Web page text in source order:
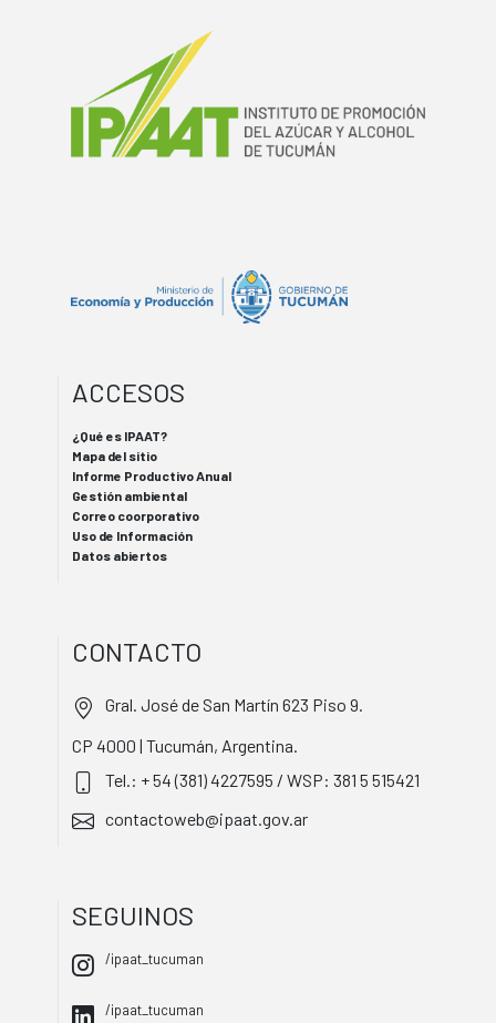
ACCESOS
¿Qué es IPAAT?
Mapa del sitio
Informe Productivo Anual
Gestión ambiental
Correo coorporativo
Uso de Información
Datos abiertos
CONTACTO
Gral. José de San Martín 623 Piso 9.
CP 4000 | Tucumán, Argentina.
Tel.: + 54 (381) 4227595 / WSP: 381 5 515421
contactoweb@ipaat.gov.ar
SEGUINOS
/ipaat_tucuman
/ipaat_tucuman